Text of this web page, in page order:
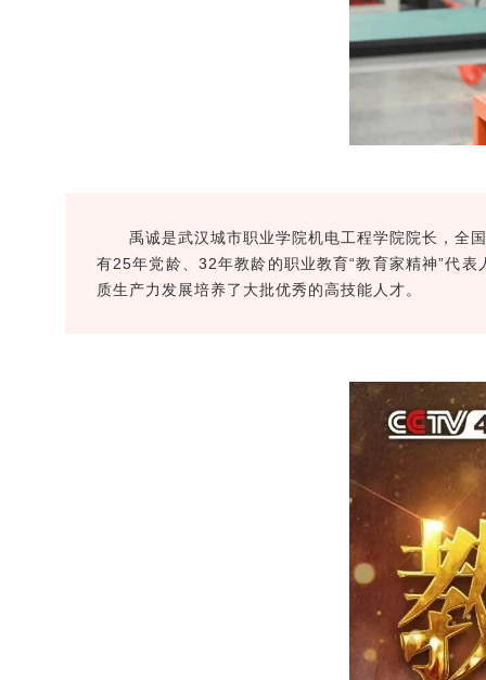
禹诚是武汉城市职业学院机电工程学院院长，全
有25年党龄、32年教龄的职业教育“教育家精神”代
质生产力发展培养了大批优秀的高技能人才。